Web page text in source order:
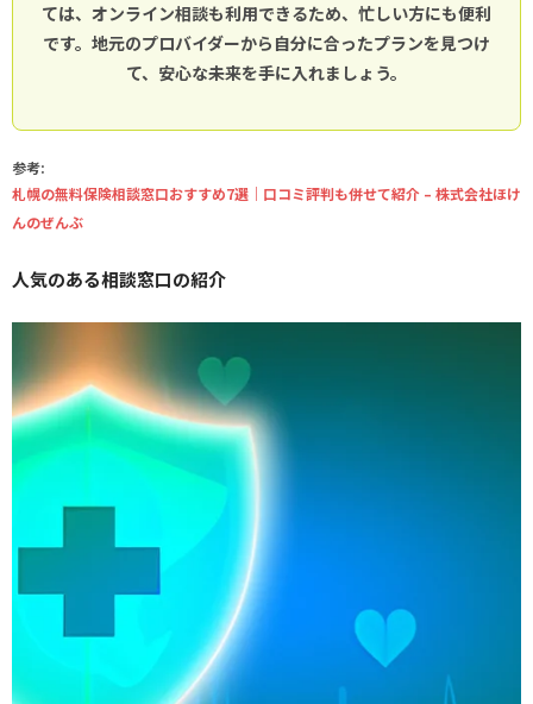
ては、オンライン相談も利用できるため、忙しい方にも便利
です。地元のプロバイダーから自分に合ったプランを見つけ
て、安心な未来を手に入れましょう。
参考:
札幌の無料保険相談窓口おすすめ7選｜口コミ評判も併せて紹介 – 株式会社ほけ
んのぜんぶ
人気のある相談窓口の紹介